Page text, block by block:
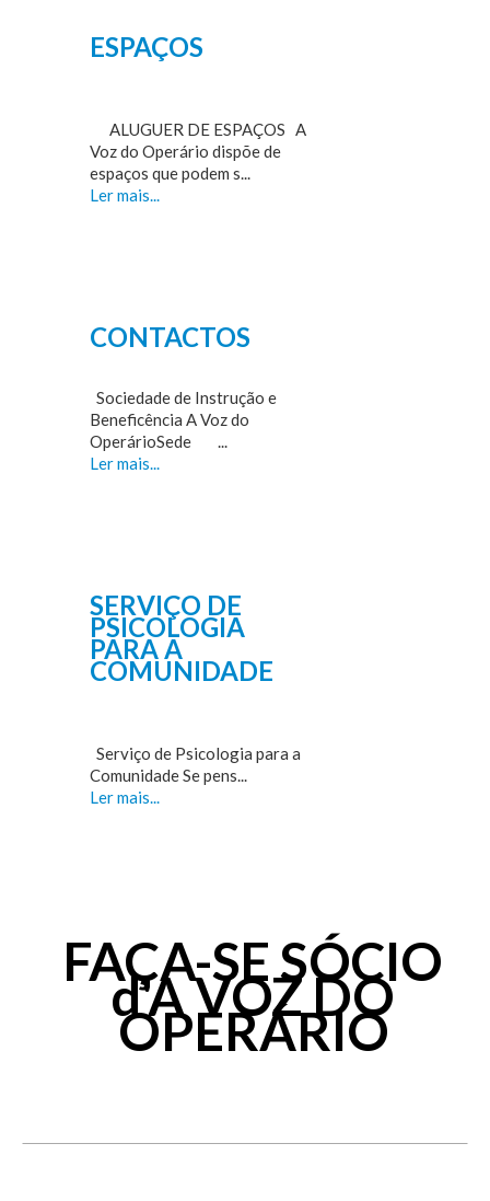
ESPAÇOS
ALUGUER DE ESPAÇOS A
Voz do Operário dispõe de
espaços que podem s...
Ler mais...
CONTACTOS
Sociedade de Instrução e
Beneficência A Voz do
OperárioSede ...
Ler mais...
SERVIÇO DE
PSICOLOGIA
PARA A
COMUNIDADE
Serviço de Psicologia para a
Comunidade Se pens...
Ler mais...
FAÇA-SE SÓCIO
d'A VOZ DO
OPERÁRIO